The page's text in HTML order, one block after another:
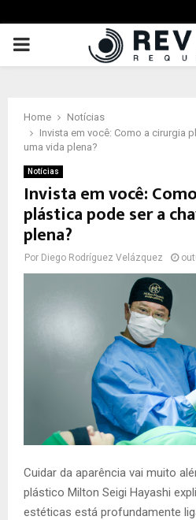
PRIMARY
Home
Notícias
Invista em você: Como a cirurgia
uma vida plena?
Notícias
Invista em você:
plástica pode ser a
plena?
Por Diego Rodríguez Velázquez
Cuidar da aparência vai muito
plástico Milton Seigi Hayashi
estéticas está profundamente